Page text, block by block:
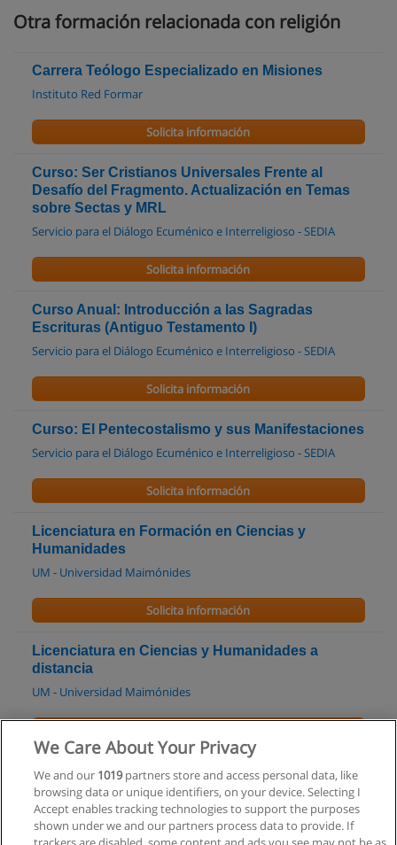
Otra formación relacionada con religión
Carrera Teólogo Especializado en Misiones
Instituto Red Formar
Solicita información
Curso: Ser Cristianos Universales Frente al
Desafío del Fragmento. Actualización en Temas
sobre Sectas y MRL
Servicio para el Diálogo Ecuménico e Interreligioso - SEDIA
Solicita información
Curso Anual: Introducción a las Sagradas
Escrituras (Antiguo Testamento I)
Servicio para el Diálogo Ecuménico e Interreligioso - SEDIA
Solicita información
Curso: El Pentecostalismo y sus Manifestaciones
Servicio para el Diálogo Ecuménico e Interreligioso - SEDIA
Solicita información
Licenciatura en Formación en Ciencias y
Humanidades
UM - Universidad Maimónides
Solicita información
Licenciatura en Ciencias y Humanidades a
distancia
UM - Universidad Maimónides
Master en Estrategia y Geopolítica
IESE - Instituto de Enseñanza Superior del Ejército
Solicita información
We Care About Your Privacy
We and our 1019partners store and access personal data, like
browsing data or unique identifiers, on your device. Selecting I
Accept enables tracking technologies to support the purposes
shown under we and our partners process data to provide. If